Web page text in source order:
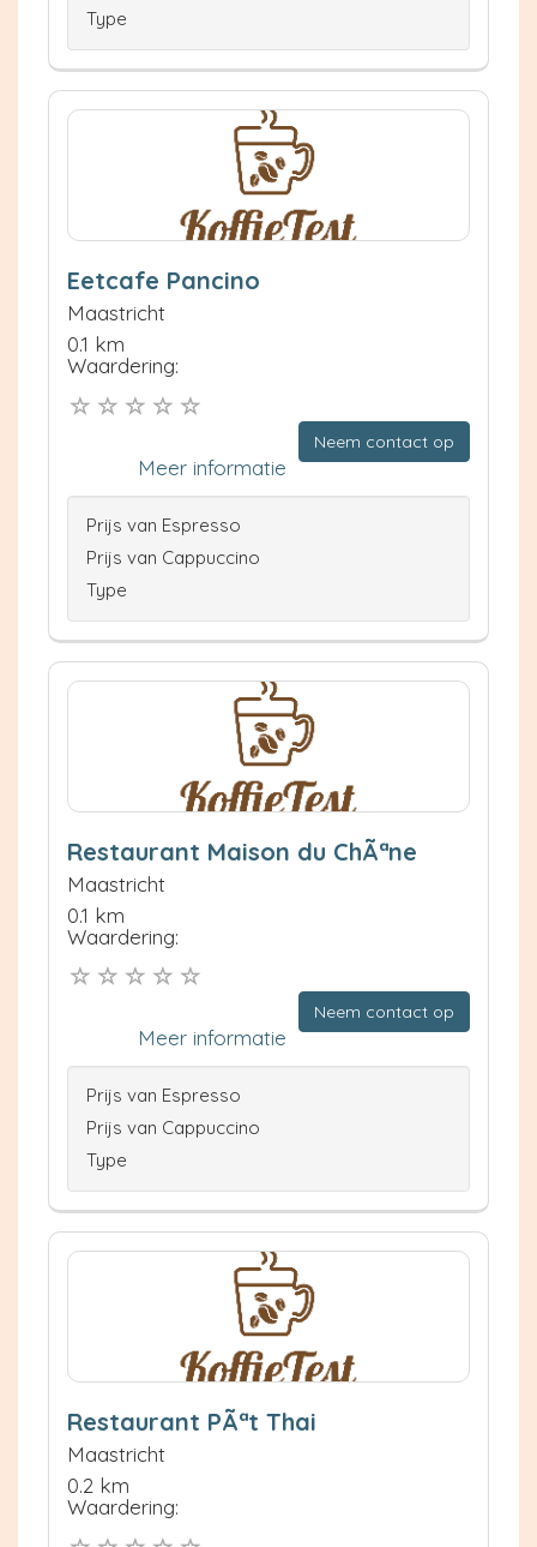
Type
Eetcafe Pancino
Maastricht
0.1 km
Waardering:
Neem contact op
Meer informatie
Prijs van Espresso
Prijs van Cappuccino
Type
Restaurant Maison du ChÃªne
Maastricht
0.1 km
Waardering:
Neem contact op
Meer informatie
Prijs van Espresso
Prijs van Cappuccino
Type
Restaurant PÃªt Thai
Maastricht
0.2 km
Waardering: